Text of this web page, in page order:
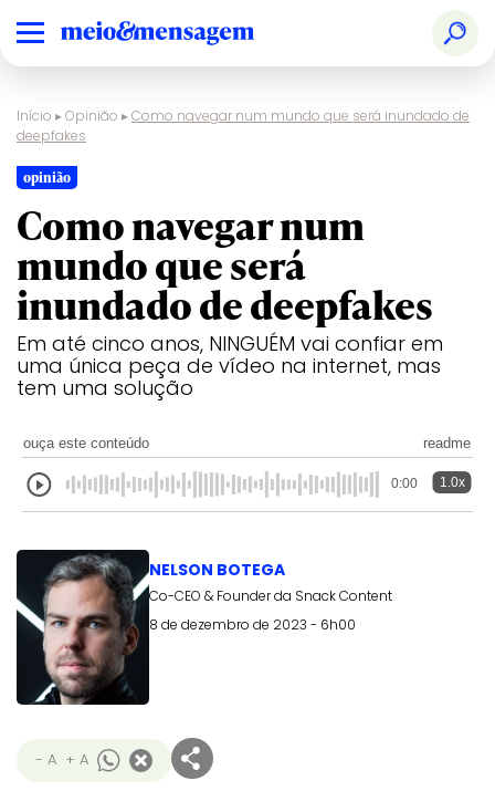
Início ▸Opinião ▸Como navegar num mundo que será inundado de
deepfakes
opinião
Como navegar num
mundo que será
inundado de deepfakes
Em até cinco anos, NINGUÉM vai confiar em
uma única peça de vídeo na internet, mas
tem uma solução
ouça este conteúdo readme
0:00 1.0x
NELSON BOTEGA
Co-CEO & Founder da Snack Content
8 de dezembro de 2023 - 6h00
- A + A